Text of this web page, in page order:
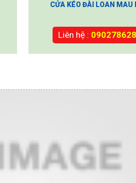
CỬA KÉO ĐÀI LOAN MAU
Liên hệ :